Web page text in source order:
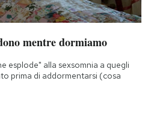
mentre dormiamo
esplode" alla sexsomnia a quegli
prima di addormentarsi (cosa